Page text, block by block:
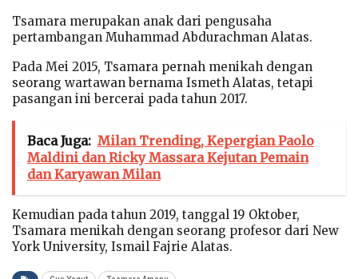
Tsamara merupakan anak dari pengusaha
pertambangan Muhammad Abdurachman Alatas.
Pada Mei 2015, Tsamara pernah menikah dengan
seorang wartawan bernama Ismeth Alatas, tetapi
pasangan ini bercerai pada tahun 2017.
Baca Juga: Milan Trending, Kepergian Paolo
Maldini dan Ricky Massara Kejutan Pemain
dan Karyawan Milan
Kemudian pada tahun 2019, tanggal 19 Oktober,
Tsamara menikah dengan seorang profesor dari New
York University, Ismail Fajrie Alatas.